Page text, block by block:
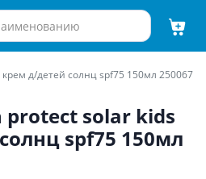
крем д/детей солнц spf75 150мл 250067
protect solar kids
spf75 150мл